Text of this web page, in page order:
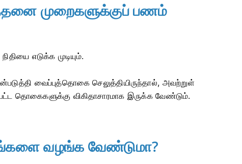
முறைகளுக்குப் பணம்
எடுக்க முடியும்.
வைப்புத்தொகை செலுத்தியிருந்தால், அவற்றுள்
தொகைகளுக்கு விகிதாசாரமாக இருக்க வேண்டும்.
வழங்க வேண்டுமா?